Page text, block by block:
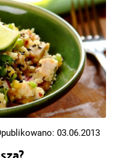
03.06.2013